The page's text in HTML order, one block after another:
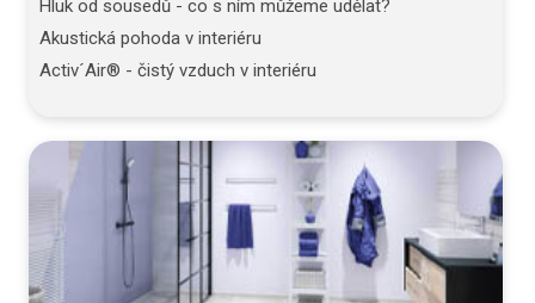
Hluk od sousedů - co s ním můžeme udělat?
Akustická pohoda v interiéru
Activ´Air® - čistý vzduch v interiéru